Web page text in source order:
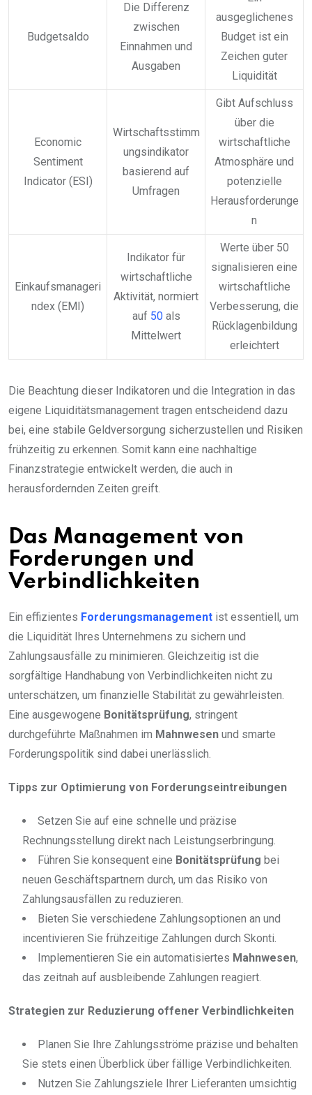
Budgetsaldo
Die Differenz
zwischen
Einnahmen und
Ausgaben
ausgeglichenes
Budget ist ein
Zeichen guter
Liquidität
Economic
Sentiment
Indicator (ESI)
Wirtschaftsstimm
ungsindikator
basierend auf
Umfragen
Gibt Aufschluss
über die
wirtschaftliche
Atmosphäre und
potenzielle
Herausforderunge
n
Einkaufsmanageri
ndex (EMI)
Indikator für
wirtschaftliche
Aktivität, normiert
auf 50als
Mittelwert
Werte über 50
signalisieren eine
wirtschaftliche
Verbesserung, die
Rücklagenbildung
erleichtert
Die Beachtung dieser Indikatoren und die Integration in das
eigene Liquiditätsmanagement tragen entscheidend dazu
bei, eine stabile Geldversorgung sicherzustellen und Risiken
frühzeitig zu erkennen. Somit kann eine nachhaltige
Finanzstrategie entwickelt werden, die auch in
herausfordernden Zeiten greift.
Das Management von
Forderungen und
Verbindlichkeiten
Ein effizientes Forderungsmanagement ist essentiell, um
die Liquidität Ihres Unternehmens zu sichern und
Zahlungsausfälle zu minimieren. Gleichzeitig ist die
sorgfältige Handhabung von Verbindlichkeiten nicht zu
unterschätzen, um finanzielle Stabilität zu gewährleisten.
Eine ausgewogene Bonitätsprüfung, stringent
durchgeführte Maßnahmen im Mahnwesen und smarte
Forderungspolitik sind dabei unerlässlich.
Tipps zur Optimierung von Forderungseintreibungen
Setzen Sie auf eine schnelle und präzise
Rechnungsstellung direkt nach Leistungserbringung.
Führen Sie konsequent eine Bonitätsprüfung bei
neuen Geschäftspartnern durch, um das Risiko von
Zahlungsausfällen zu reduzieren.
Bieten Sie verschiedene Zahlungsoptionen an und
incentivieren Sie frühzeitige Zahlungen durch Skonti.
Implementieren Sie ein automatisiertes Mahnwesen,
das zeitnah auf ausbleibende Zahlungen reagiert.
Strategien zur Reduzierung offener Verbindlichkeiten
Planen Sie Ihre Zahlungsströme präzise und behalten
Sie stets einen Überblick über fällige Verbindlichkeiten.
Nutzen Sie Zahlungsziele Ihrer Lieferanten umsichtig